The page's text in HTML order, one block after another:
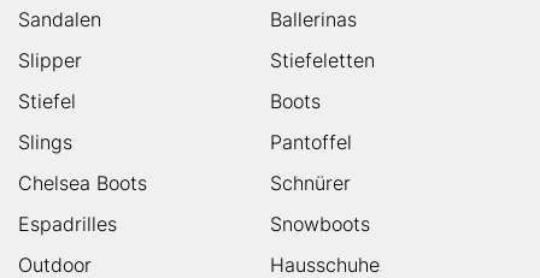
Sandalen
Ballerinas
Slipper
Stiefeletten
Stiefel
Boots
Slings
Pantoffel
Chelsea Boots
Schnürer
Espadrilles
Snowboots
Outdoor
Hausschuhe